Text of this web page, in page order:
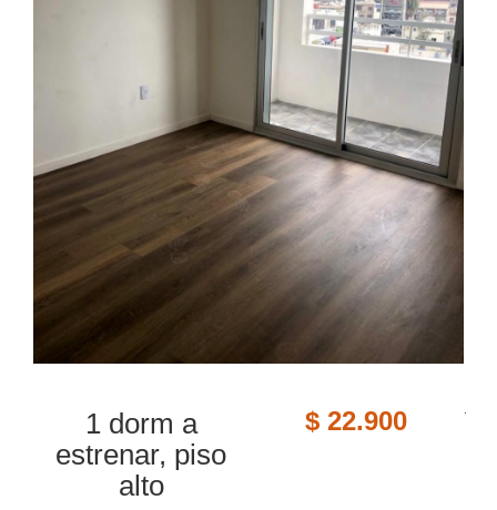
1 dorm a
estrenar, piso
alto
$ 22.900 .